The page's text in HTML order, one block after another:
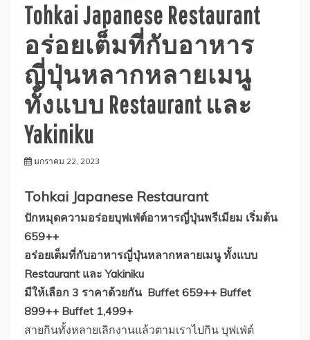
Tohkai Japanese Restaurant
อร่อยเต็มที่กับอาหาร
ญี่ปุ่นหลากหลายเมนู
ทั้งแบบ Restaurant และ
Yakiniku
มกราคม 22, 2023
Tohkai Japanese Restaurant
ปักหมุดความอร่อยบุฟเฟ่ต์อาหารญี่ปุ่นพรีเมียม เริ่มต้น
659++
อร่อยเต็มที่กับอาหารญี่ปุ่นหลากหลายเมนู ทั้งแบบ
Restaurant และ Yakiniku
มีให้เลือก 3 ราคาด้วยกัน Buffet 659++ Buffet
899++ Buffet 1,499+
สายกินทั้งหลายเลิกงานแล้วตามเราไปกิน บุฟเฟ่ต์